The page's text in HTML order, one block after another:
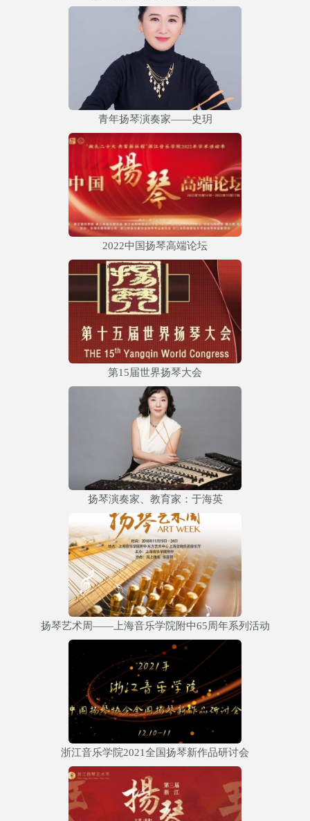
青年扬琴演奏家——史玥
2022中国扬琴高端论坛
第15届世界扬琴大会
扬琴演奏家、教育家：于海英
扬琴艺术周——上海音乐学院附中65周年系列活动
浙江音乐学院2021全国扬琴新作品研讨会